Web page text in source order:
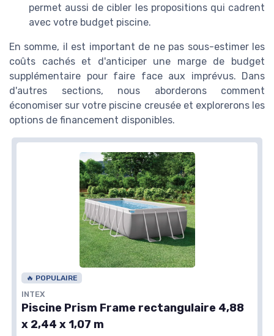
permet aussi de cibler les propositions qui cadrent
avec votre budget piscine.
En somme, il est important de ne pas sous-estimer les
coûts cachés et d'anticiper une marge de budget
supplémentaire pour faire face aux imprévus. Dans
d'autres sections, nous aborderons comment
économiser sur votre piscine creusée et explorerons les
options de financement disponibles.
🔥 POPULAIRE
INTEX
Piscine Prism Frame rectangulaire 4,88
x 2,44 x 1,07 m